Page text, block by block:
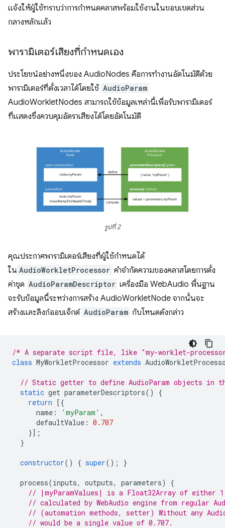
แจ้งให้ผู้ใช้ทราบว่าการกําหนดคลาสพร้อมใช้งานในขอบเขตส่วน
กลางหลักแล้ว
พารามิเตอร์เสียงที่กำหนดเอง
ประโยชน์อย่างหนึ่งของ AudioNodes คือการทำงานอัตโนมัติด้วย
พารามิเตอร์ที่ตั้งเวลาได้โดยใช้ AudioParam
AudioWorkletNodes สามารถใช้ข้อมูลเหล่านี้เพื่อรับพารามิเตอร์
ที่แสดงซึ่งควบคุมอัตราเสียงได้โดยอัตโนมัติ
รูปที่ 2
คุณประกาศพารามิเตอร์เสียงที่ผู้ใช้กำหนดได้
ใน AudioWorkletProcessor คําจํากัดความของคลาสโดยการตั้ง
ค่าชุด AudioParamDescriptor เครื่องมือ WebAudio พื้นฐาน
จะรับข้อมูลนี้ระหว่างการสร้าง AudioWorkletNode จากนั้นจะ
สร้างและลิงก์ออบเจ็กต์ AudioParam กับโหนดดังกล่าว
/* A separate script file, like "my-worklet-
class MyWorkletProcessor extends
// Static getter to define AudioParam objects in
static get parameterDescriptors()
{
return [{
name : 'myParam' ,
defaultValue : 0.707
}];
}
constructor() { super(); }
process(inputs, outputs, parameters)
{
// |myParamValues| is a Float32Array of either 1
// calculated by WebAudio engine from regular
// (automation methods, setter) Without any
// would be a single value of 0.707.